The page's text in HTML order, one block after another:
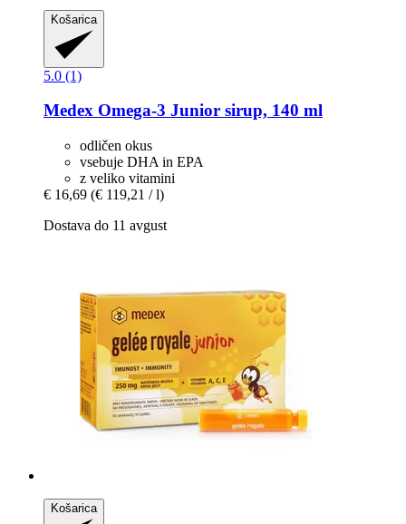
Košarica
5.0 (1)
Medex Omega-​3 Junior sirup, 140 ml
odličen okus
vsebuje DHA in EPA
z veliko vitamini
€ 16,69 (€ 119,21 / l)
Dostava do 11 avgust
Košarica